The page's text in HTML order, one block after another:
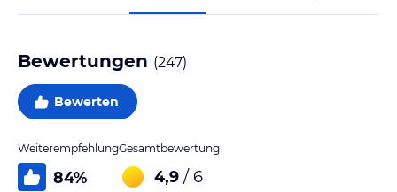
Bewertungen (247)
Bewerten
Weiterempfehlung
84%
Gesamtbewertung
4,9 / 6